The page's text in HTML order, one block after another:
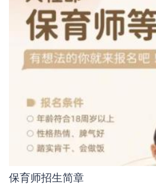
保育师招生简章